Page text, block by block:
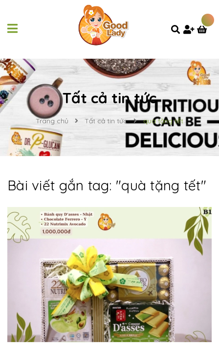
Tất cả tin tức
Trang chủ Tất cả tin tức quà tặng tết
Bài viết gắn tag: "quà tặng tết"